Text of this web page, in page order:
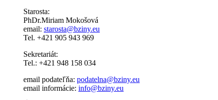
Starosta:
PhDr.Miriam Mokošová
email: starosta@bziny.eu
Tel. +421 905 943 969
Sekretariát:
Tel.: +421 948 158 034
email podateľňa: podatelna@bziny.eu
email informácie: info@bziny.eu